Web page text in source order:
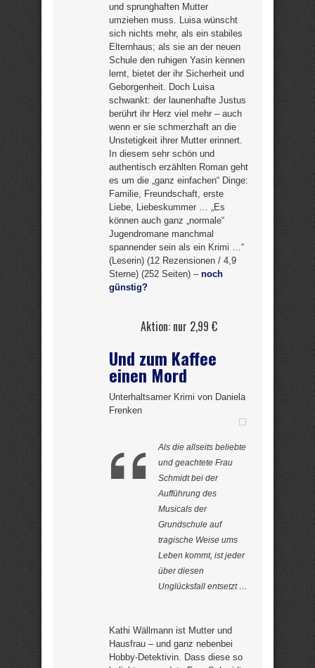
und sprunghaften Mutter
umziehen muss. Luisa wünscht
sich nichts mehr, als ein stabiles
Elternhaus; als sie an der neuen
Schule den ruhigen Yasin kennen
lernt, bietet der ihr Sicherheit und
Geborgenheit. Doch Luisa
schwankt: der launenhafte Justus
berührt ihr Herz viel mehr – auch
wenn er sie schmerzhaft an die
Unstetigkeit ihrer Mutter erinnert.
In diesem sehr schön und
authentisch erzählten Roman geht
es um die „ganz einfachen“ Dinge:
Familie, Freundschaft, erste
Liebe, Liebeskummer … „Es
können auch ganz „normale“
Jugendromane manchmal
spannender sein als ein Krimi …“
(Leserin) (12 Rezensionen / 4,9
Sterne) (252 Seiten) – noch
günstig?
Aktion: nur 2,99 €
Und zum Kaffee
einen Mord
Unterhaltsamer Krimi von Daniela
Frenken
Als die allseits beliebte
und geachtete Frau
Schmidt bei der
Aufführung des
Musicals der
Grundschule auf
tragische Weise ums
Leben kommt, ist jeder
über diesen
Unglücksfall entsetzt …
Kathi Wällmann ist Mutter und
Hausfrau – und ganz nebenbei
Hobby-Detektivin. Dass diese so